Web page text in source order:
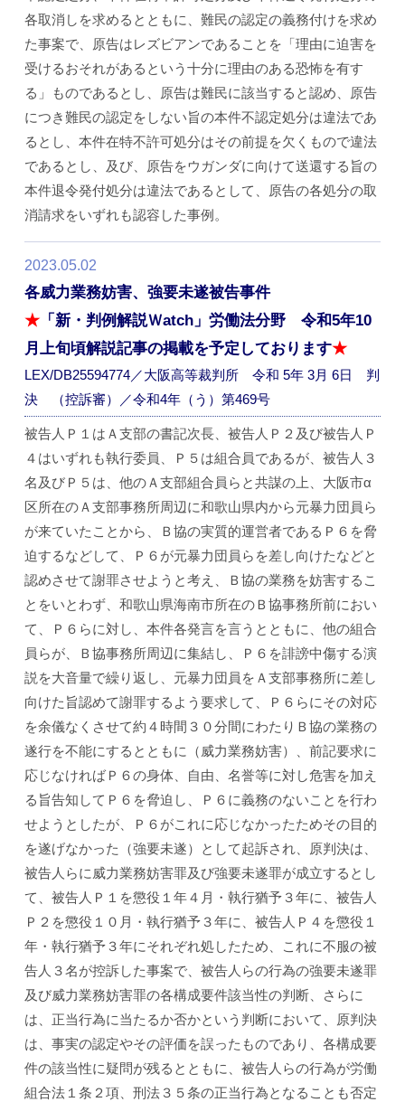
各取消しを求めるとともに、難民の認定の義務付けを求め
た事案で、原告はレズビアンであることを「理由に迫害を
受けるおそれがあるという十分に理由のある恐怖を有す
る」ものであるとし、原告は難民に該当すると認め、原告
につき難民の認定をしない旨の本件不認定処分は違法であ
るとし、本件在特不許可処分はその前提を欠くもので違法
であるとし、及び、原告をウガンダに向けて送還する旨の
本件退令発付処分は違法であるとして、原告の各処分の取
消請求をいずれも認容した事例。
2023.05.02
各威力業務妨害、強要未遂被告事件
★ 「新・判例解説Ｗatch」労働法分野 令和5年10
月上旬頃解説記事の掲載を予定しております★
LEX/DB25594774／大阪高等裁判所 令和 5年 3月 6日 判
決 （控訴審）／令和4年（う）第469号
被告人Ｐ１はＡ支部の書記次長、被告人Ｐ２及び被告人Ｐ
４はいずれも執行委員、Ｐ５は組合員であるが、被告人３
名及びＰ５は、他のＡ支部組合員らと共謀の上、大阪市α
区所在のＡ支部事務所周辺に和歌山県内から元暴力団員ら
が来ていたことから、Ｂ協の実質的運営者であるＰ６を脅
迫するなどして、Ｐ６が元暴力団員らを差し向けたなどと
認めさせて謝罪させようと考え、Ｂ協の業務を妨害するこ
とをいとわず、和歌山県海南市所在のＢ協事務所前におい
て、Ｐ６らに対し、本件各発言を言うとともに、他の組合
員らが、Ｂ協事務所周辺に集結し、Ｐ６を誹謗中傷する演
説を大音量で繰り返し、元暴力団員をＡ支部事務所に差し
向けた旨認めて謝罪するよう要求して、Ｐ６らにその対応
を余儀なくさせて約４時間３０分間にわたりＢ協の業務の
遂行を不能にするとともに（威力業務妨害）、前記要求に
応じなければＰ６の身体、自由、名誉等に対し危害を加え
る旨告知してＰ６を脅迫し、Ｐ６に義務のないことを行わ
せようとしたが、Ｐ６がこれに応じなかったためその目的
を遂げなかった（強要未遂）として起訴され、原判決は、
被告人らに威力業務妨害罪及び強要未遂罪が成立するとし
て、被告人Ｐ１を懲役１年４月・執行猶予３年に、被告人
Ｐ２を懲役１０月・執行猶予３年に、被告人Ｐ４を懲役１
年・執行猶予３年にそれぞれ処したため、これに不服の被
告人３名が控訴した事案で、被告人らの行為の強要未遂罪
及び威力業務妨害罪の各構成要件該当性の判断、さらに
は、正当行為に当たるか否かという判断において、原判決
は、事実の認定やその評価を誤ったものであり、各構成要
件の該当性に疑問が残るとともに、被告人らの行為が労働
組合法１条２項、刑法３５条の正当行為となることも否定